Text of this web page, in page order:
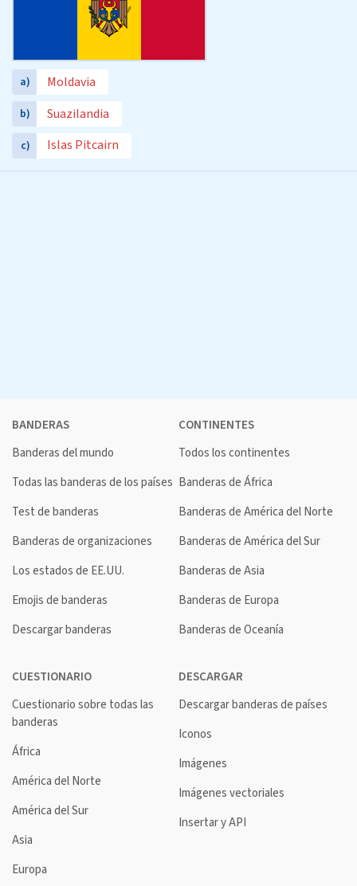
a) Moldavia
b) Suazilandia
c) Islas Pitcairn
BANDERAS
Banderas del mundo
Todas las banderas de los países
Test de banderas
Banderas de organizaciones
Los estados de EE.UU.
Emojis de banderas
Descargar banderas
CONTINENTES
Todos los continentes
Banderas de África
Banderas de América del Norte
Banderas de América del Sur
Banderas de Asia
Banderas de Europa
Banderas de Oceanía
CUESTIONARIO
Cuestionario sobre todas las
banderas
África
América del Norte
América del Sur
Asia
Europa
DESCARGAR
Descargar banderas de países
Iconos
Imágenes
Imágenes vectoriales
Insertar y API